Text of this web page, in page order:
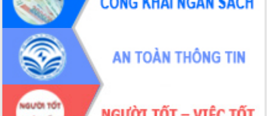
món ăn từ sầu riêng
Đắk Lắk công bố Quy hoạch và xúc
tiến đầu tư tỉnh
Ngành cá ngừ Đắk Lắk chủ động thích
ứng để giữ vững thị trường xuất khẩu
Diễn đàn Kinh tế tư nhân Việt Nam đột
phá cơ chế - Hợp tác công tư
Đề án 06 tạo bước ngoặt đột phá trong
cải cách hành chính tỉnh Đắk Lắk